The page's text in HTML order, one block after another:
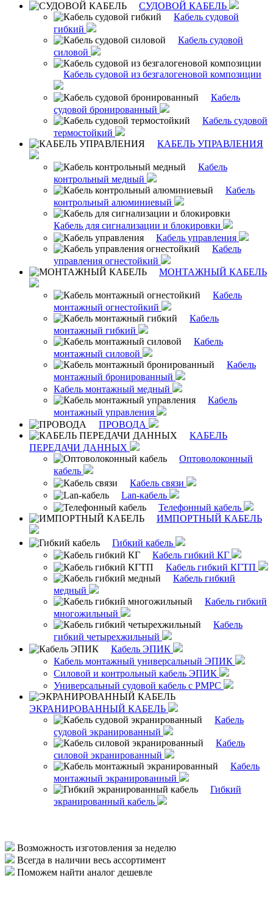
СУДОВОЙ КАБЕЛЬ
Кабель судовой
гибкий
Кабель судовой
силовой
Кабель судовой из безгалогеновой композиции
Кабель
судовой бронированный
Кабель судовой
термостойкий
КАБЕЛЬ УПРАВЛЕНИЯ
Кабель
контрольный медный
Кабель
контрольный алюминиевый
Кабель для сигнализации и блокировки
Кабель управления
Кабель
управления огнестойкий
МОНТАЖНЫЙ КАБЕЛЬ
Кабель
монтажный огнестойкий
Кабель
монтажный гибкий
Кабель
монтажный силовой
Кабель
монтажный бронированный
Кабель монтажный медный
Кабель
монтажный управления
ПРОВОДА
КАБЕЛЬ
ПЕРЕДАЧИ ДАННЫХ
Оптоволоконный
кабель
Кабель связи
Lan-кабель
Телефонный кабель
ИМПОРТНЫЙ КАБЕЛЬ
Гибкий кабель
Кабель гибкий КГ
Кабель гибкий КГТП
Кабель гибкий
медный
Кабель гибкий
многожильный
Кабель
гибкий четырехжильный
Кабель ЭПИК
Кабель монтажный универсальный ЭПИК
Силовой и контрольный кабель ЭПИК
Универсальный судовой кабель с РМРС
ЭКРАНИРОВАННЫЙ КАБЕЛЬ
Кабель
судовой экранированный
Кабель
силовой экранированный
Кабель
монтажный экранированный
Гибкий
экранированный кабель
Возможность изготовления за неделю
Всегда в наличии весь ассортимент
Поможем найти аналог дешевле